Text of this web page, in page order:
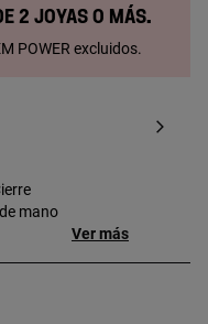
2 joyas o más.
POWER excluidos.
mano
Si
Ver más